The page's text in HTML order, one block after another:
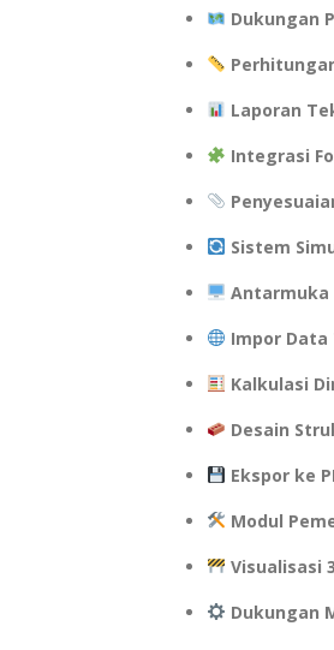
Dukungan
Laporan
Integrasi
Sistem
Antarmuka
Impor
Kalkulasi
Desain
Ekspor ke
Modul
Visualisasi
Dukungan